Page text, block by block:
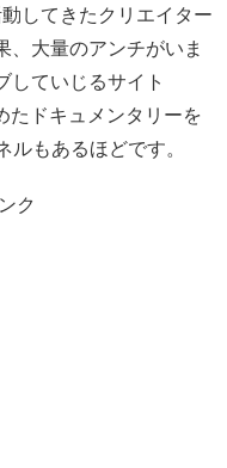
してきたクリエイター
、大量のアンチがいま
していじるサイト
たドキュメンタリーを
もあるほどです。
ク